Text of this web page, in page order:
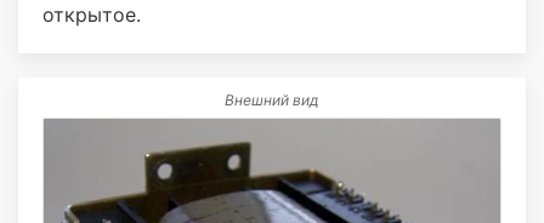
открытое.
Внешний вид